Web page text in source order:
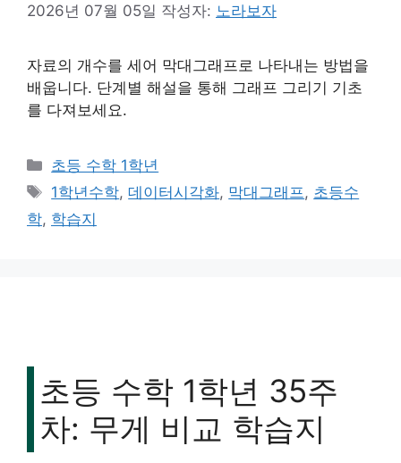
2026년 07월 05일 작성자: 노라보자
자료의 개수를 세어 막대그래프로 나타내는 방법을
배웁니다. 단계별 해설을 통해 그래프 그리기 기초
를 다져보세요.
카
테
리
초등 수학 1학년
태
그
1학년수학,데이터시각화, 막대그래프 , 초등수
학, 학습지
초등 수학 1학년 35주
차: 무게 비교 학습지